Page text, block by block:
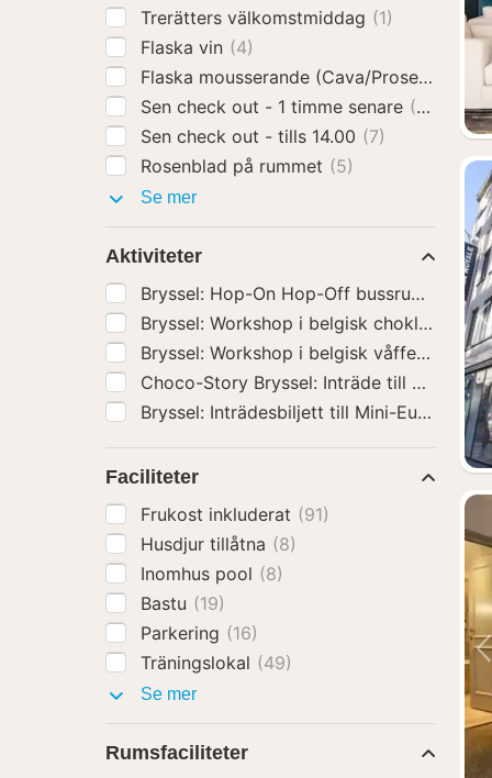
Trerätters välkomstmiddag (1)
Flaska vin (4)
Flaska mousserande (Cava/Prosecco)
(5)
Sen check out - 1 timme senare (4)
Sen check out - tills 14.00 (7)
Rosenblad på rummet (5)
Se merHotelltillägg
Aktiviteter
Bryssel: Hop-On Hop-Off bussrundtur
Bryssel: Workshop i belgisk
Bryssel: Workshop i belgisk
Choco-Story Bryssel: Inträde till
Bryssel: Inträdesbiljett till Mini-Europa
Faciliteter
Frukost inkluderat (91)
Husdjur tillåtna (8)
Inomhus pool (8)
Bastu (19)
Parkering (16)
Träningslokal (49)
Se merFaciliteter
Rumsfaciliteter